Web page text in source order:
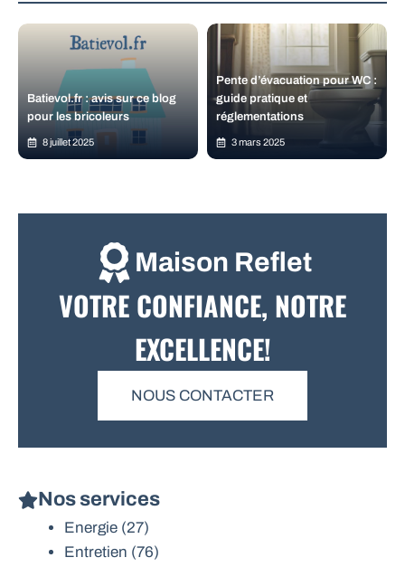
Batievol.fr : avis sur ce blog
pour les bricoleurs
8 juillet 2025
Pente d’évacuation pour WC :
guide pratique et
réglementations
3 mars 2025
Maison Reflet
VOTRE CONFIANCE, NOTRE
EXCELLENCE!
NOUS CONTACTER
Nos services
Energie (27)
Entretien (76)